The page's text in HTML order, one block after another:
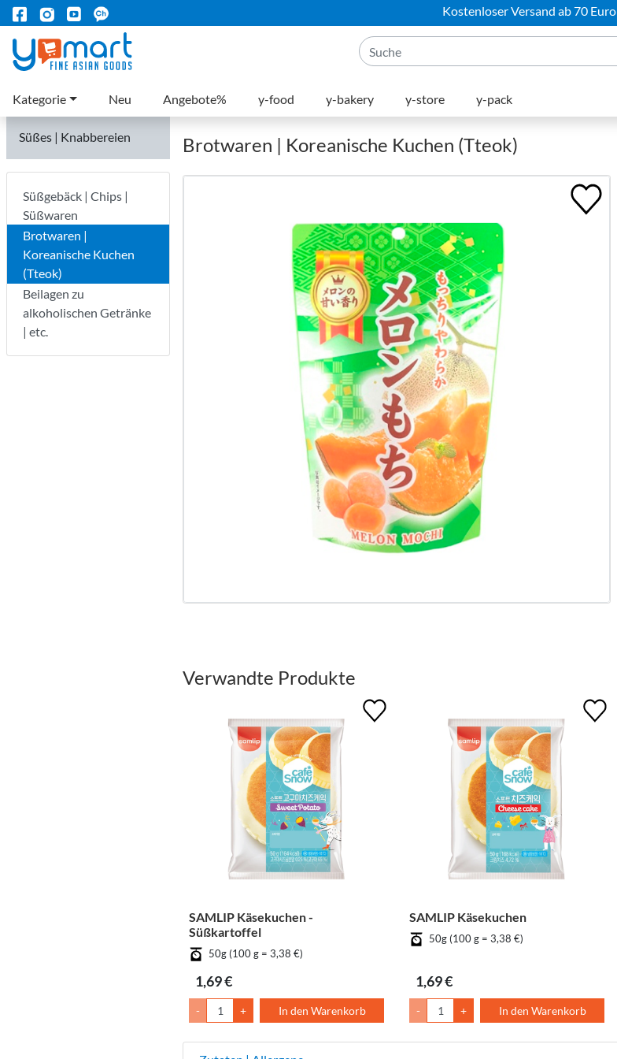
Kostenloser Versand ab 70 Euro
Kategorie Neu Angebote% y-food y-bakery y-store y-pack
Süßes | Knabbereien
Süßgebäck | Chips |
Süßwaren
Brotwaren |
Koreanische Kuchen
(Tteok)
Beilagen zu
alkoholischen Getränke
| etc.
Brotwaren | Koreanische Kuchen (Tteok)
Verwandte Produkte
SAMLIP Käsekuchen -
Süßkartoffel
50g (100 g = 3,38 €)
1,69 €
- + In den Warenkorb
SAMLIP Käsekuchen
50g (100 g = 3,38 €)
1,69 €
- + In den Warenkorb